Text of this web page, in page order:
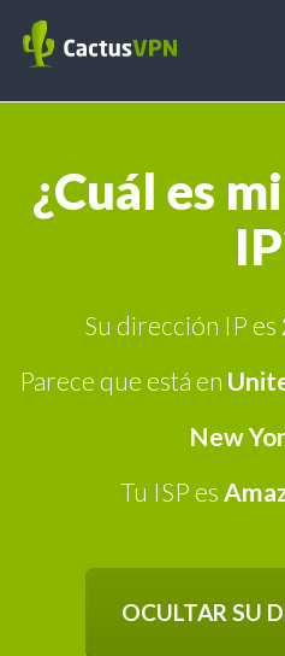
¿Cuál es
Su dirección IP es
Parece que está en
New
Tu ISP es
OCULTAR SU